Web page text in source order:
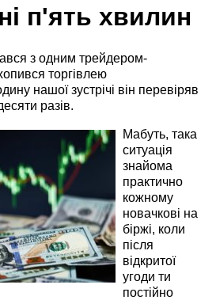
п'ять хвилин
з одним трейдером-
торгівлею
нашої зустрічі він перевіряв
разів.
Мабуть, така
ситуація
знайома
практично
кожному
новачкові на
біржі, коли
після
відкритої
угоди ти
постійно